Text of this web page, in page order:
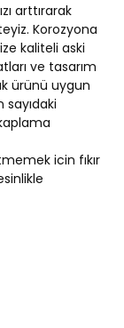
arttırarak
Korozyona
kaliteli aski
ve tasarım
ürünü uygun
icin fıkır